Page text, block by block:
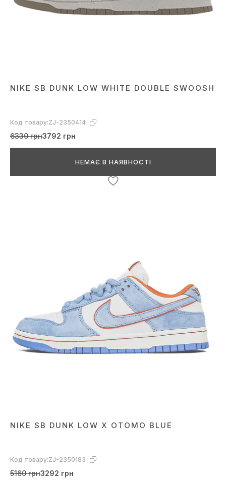
NIKE SB DUNK LOW WHITE DOUBLE SWOOSH
Код товару:ZJ-2350414
6330 грн3792 грн
НЕМАЄ В НАЯВНОСТІ
NIKE SB DUNK LOW X OTOMO BLUE
Код товару:ZJ-2350183
5160 грн3292 грн